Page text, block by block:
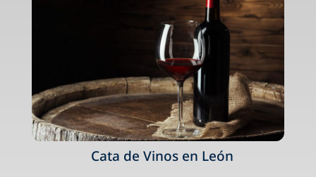
Cata de Vinos en León